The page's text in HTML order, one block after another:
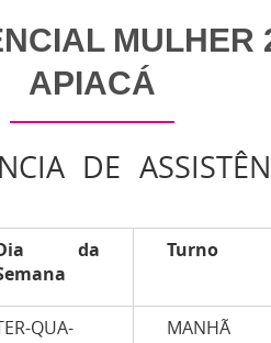
MULHER
APIACÁ
DE
da
Turno
QUA-
MANHÃ